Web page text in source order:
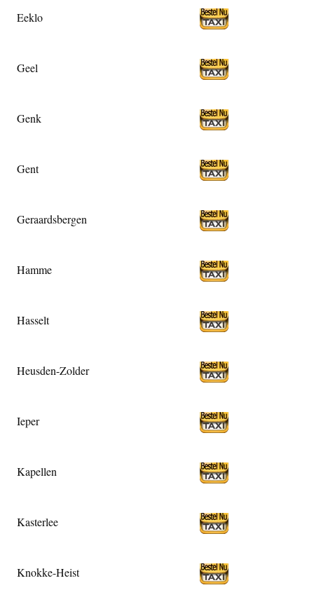
Eeklo
Geel
Genk
Gent
Geraardsbergen
Hamme
Hasselt
Heusden-Zolder
Ieper
Kapellen
Kasterlee
Knokke-Heist